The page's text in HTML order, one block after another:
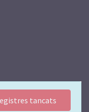
tancats